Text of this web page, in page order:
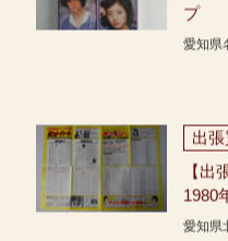
プ
愛知県
出張
【出
1980
愛知県